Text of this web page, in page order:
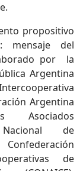
propositivo
mensaje del
por la
Argentina
Argentina
Asociados
Nacional de
de